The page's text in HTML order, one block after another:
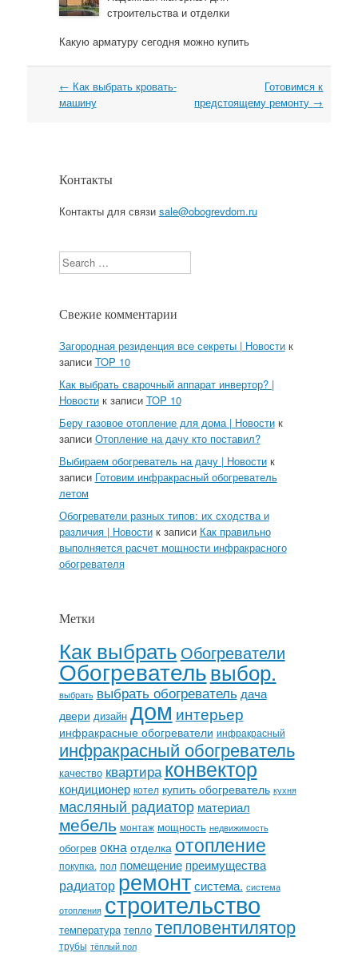
строительства и отделки
Какую арматуру сегодня можно купить
Навигация
← Как выбрать кровать-
машину
Готовимся к
предстоящему ремонту →
Контакты
Контакты для связи sale@obogrevdom.ru
Search
Свежие комментарии
Загородная резиденция все секреты | Новостик
записи TOP 10
Как выбрать сварочный аппарат инвертор? |
Новостик записи TOP 10
Беру газовое отопление для дома | Новостик
записи Отопление на дачу кто поставил?
Выбираем обогреватель на дачу | Новостик
записи Готовим инфракрасный обогреватель
летом
Обогреватели разных типов: их сходства и
различия | Новостик записи Как правильно
выполняется расчет мощности инфракрасного
обогревателя
Метки
Как выбрать Обогреватели
Обогревательвыбор.
выбрать выбрать обогреватель дача
двери дизайн дом интерьер
инфракрасные обогреватели инфракрасный
инфракрасный обогреватель
качество квартираконвектор
кондиционер котел купить обогреватель кухня
масляный радиатор материал
мебель монтаж мощность недвижимость
обогрев окна отделка отопление
покупка. пол помещение преимущества
радиатор ремонт система. система
отопления строительство
температура тепло тепловентилятор
трубы тёплый пол